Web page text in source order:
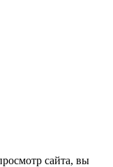
сайта, вы